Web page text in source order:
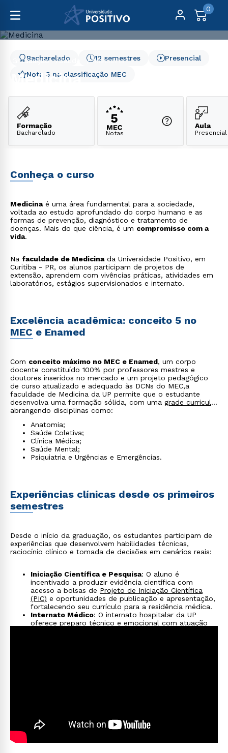
0
Graduação Saúde Medicina
Medicina
Nota 5 na classificação MEC
12 semestres
Bacharelado Presencial
Formação
Bacharelado Notas
Aula
Presencial
Conheça o curso
Medicinaé uma área fundamental para a sociedade,
voltada ao estudo aprofundado do corpo humano e as
formas de prevenção, diagnóstico e tratamento de
doenças. Mais do que ciência, é um compromisso com a
vida.
Na faculdade de Medicinada Universidade Positivo, em
Curitiba - PR, os alunos participam de projetos de
extensão, aprendem com vivências práticas, atividades em
laboratórios, estágios supervisionados e internato.
Excelência acadêmica: conceito 5 no
MEC e Enamed
Com conceito máximo no MEC e Enamed, um corpo
docente constituído 100% por professores mestres e
doutores inseridos no mercado e um projeto pedagógico
de curso atualizado e adequado às DCNs do MEC,a
faculdade de Medicina da UP permite que o estudante
desenvolva uma formação sólida, com uma grade curricular
abrangendo disciplinas como:
Anatomia;
Saúde Coletiva;
Clínica Médica;
Saúde Mental;
Psiquiatria e Urgências e Emergências.
Experiências clínicas desde os primeiros
semestres
Desde o início da graduação, os estudantes participam de
experiências que desenvolvem habilidades técnicas,
raciocínio clínico e tomada de decisões em cenários reais:
Iniciação Científica e Pesquisa: O aluno é
incentivado a produzir evidência científica com
acesso a bolsas de Projeto de Iniciação Científica
(PIC) e oportunidades de publicação e apresentação,
fortalecendo seu currículo para a residência médica.
Internato Médico: O internato hospitalar da UP
oferece preparo técnico e emocional com atuação